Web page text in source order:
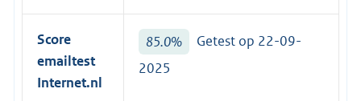
e
r
n
e
Score
emailtest
Internet.nl
85.0%
Getest op 22-09-
2025